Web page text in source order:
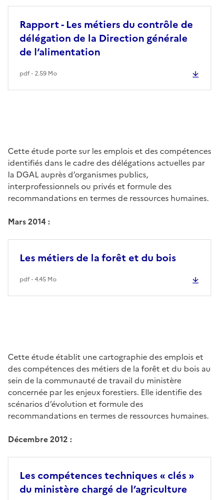
Rapport - Les métiers du contrôle de
délégation de la Direction générale
de l’alimentation
pdf - 2.59 Mo
Cette étude porte sur les emplois et des compétences
identifiés dans le cadre des délégations actuelles par
la DGAL auprès d’organismes publics,
interprofessionnels ou privés et formule des
recommandations en termes de ressources humaines.
Mars 2014 :
Les métiers de la forêt et du bois
pdf - 4.45 Mo
Cette étude établit une cartographie des emplois et
des compétences des métiers de la forêt et du bois au
sein de la communauté de travail du ministère
concernée par les enjeux forestiers. Elle identifie des
scénarios d’évolution et formule des
recommandations en termes de ressources humaines.
Décembre 2012 :
Les compétences techniques « clés »
du ministère chargé de l’agriculture